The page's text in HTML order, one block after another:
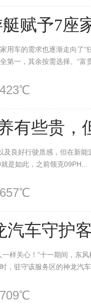
赋予7座
用车的需求也逐渐走向了
第一，其余按需选择。“富
有些贵，
及良好行驶质感，但在新
是如此，之前领克09PH...
汽车守护
样关心！”十一期间，东
，驻守该服务区的神龙汽